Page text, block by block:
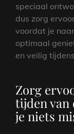
speciaal
dus zorg
voordat je
optimaal
en veilig
Zorg
tijden van
je niets